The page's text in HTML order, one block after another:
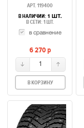
АРТ. 119400
В НАЛИЧИИ: 1 ШТ.
В СЕТИ: 1 ШТ.
в сравнение
6 270p
1
В КОРЗИНУ